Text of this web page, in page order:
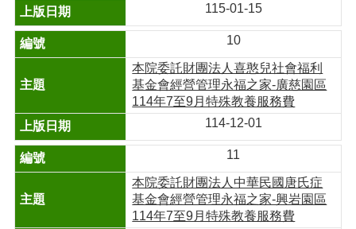
115-01-15
10
本院委託財團法人喜憨兒社會福利
基金會經營管理永福之家-廣慈園區
114年7至9月特殊教養服務費
114-12-01
11
本院委託財團法人中華民國唐氏症
基金會經營管理永福之家-興岩園區
114年7至9月特殊教養服務費